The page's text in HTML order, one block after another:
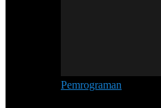
Pemrograman